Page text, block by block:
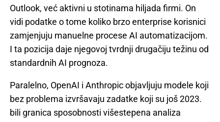
Outlook, već aktivni u stotinama hiljada firmi. On
vidi podatke o tome koliko brzo enterprise korisnici
zamjenjuju manuelne procese AI automatizacijom.
I ta pozicija daje njegovoj tvrdnji drugačiju težinu od
standardnih AI prognoza.
Paralelno, OpenAI i Anthropic objavljuju modele koji
bez problema izvršavaju zadatke koji su još 2023.
bili granica sposobnosti višestepena analiza